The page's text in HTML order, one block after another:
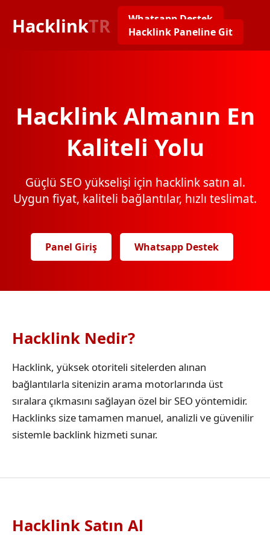
HacklinkTR
Whatsapp Destek
Hacklink Paneline Git
Hacklink Almanın En
Kaliteli Yolu
Güçlü SEO yükselişi için hacklink satın al.
Uygun fiyat, kaliteli bağlantılar, hızlı teslimat.
Panel Giriş Whatsapp Destek
Hacklink Nedir?
Hacklink, yüksek otoriteli sitelerden alınan
bağlantılarla sitenizin arama motorlarında üst
sıralara çıkmasını sağlayan özel bir SEO yöntemidir.
Hacklinks size tamamen manuel, analizli ve güvenilir
sistemle backlink hizmeti sunar.
Hacklink Satın Al